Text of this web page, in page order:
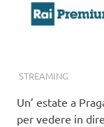
STREAMING
Un’ estate a
per vedere in